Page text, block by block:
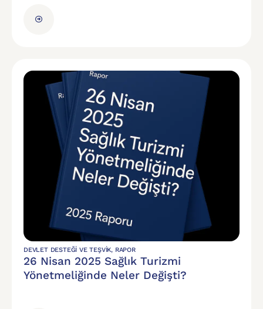
DEVLET DESTEĞI VE TEŞVIK, RAPOR
26 Nisan 2025 Sağlık Turizmi
Yönetmeliğinde Neler Değişti?